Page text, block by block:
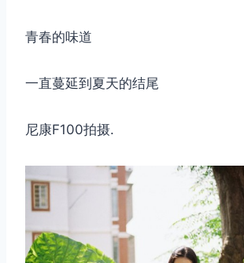
青春的味道
一直蔓延到夏天的结尾
尼康F100拍摄.